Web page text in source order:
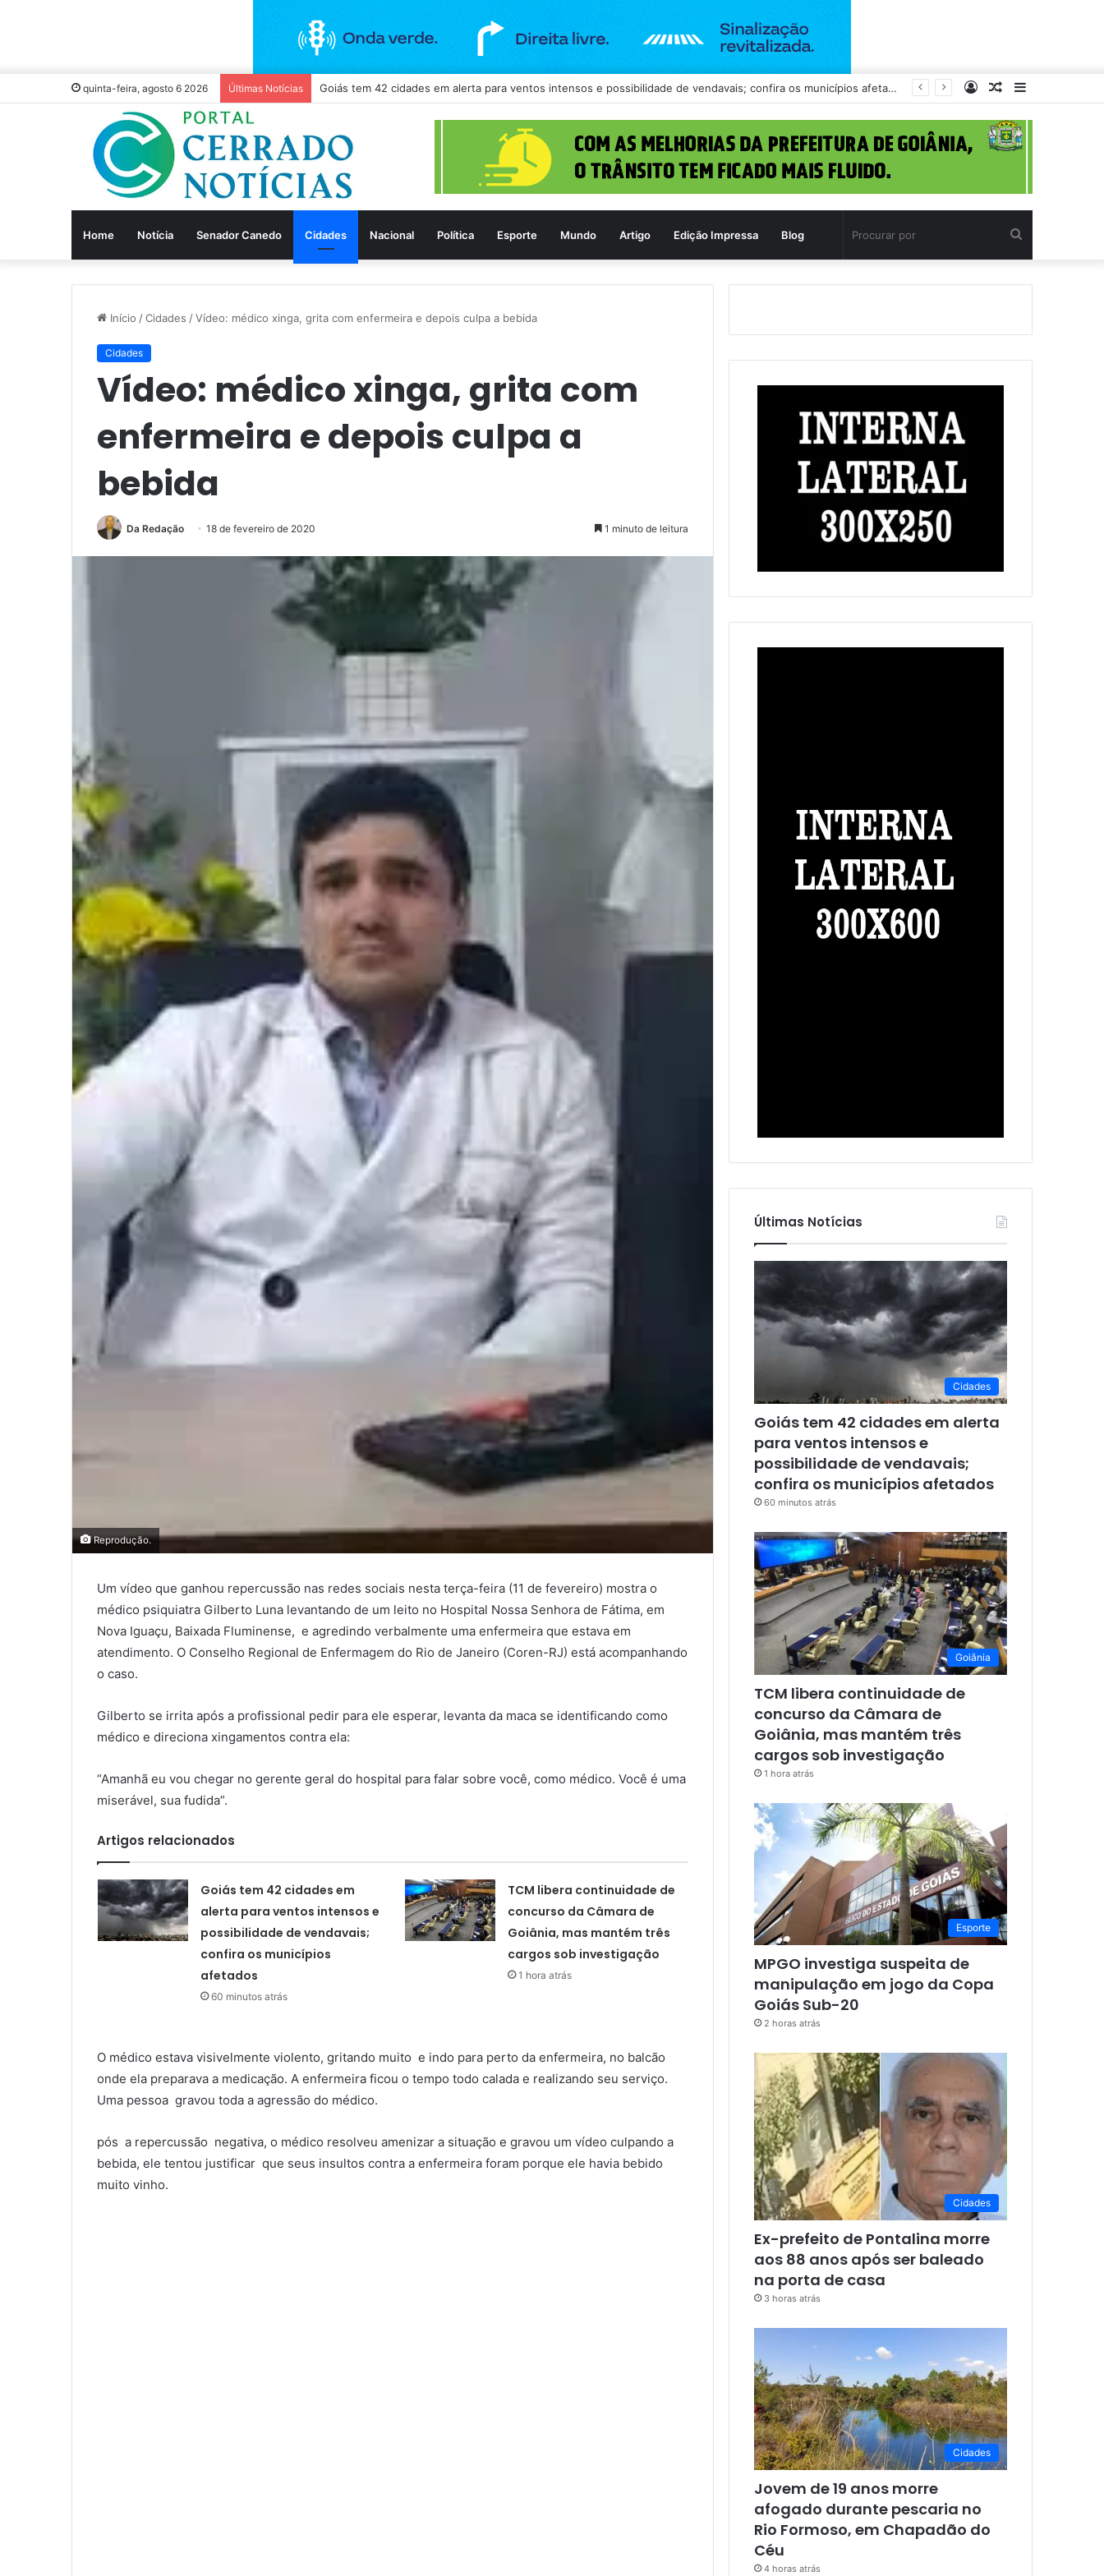
quinta-feira, agosto 6 2026 Últimas Notícias TCM libera continuidade de concurso da Câmara de Goiânia, mas mantém três cargos sob investigação
Barra
Lateral
Artigo
aleatório
Entrar
Home Notícia Senador Canedo Cidades Nacional Política Esporte Mundo Artigo Edição Impressa Blog
por
Início /Cidades /Vídeo: médico xinga, grita com enfermeira e depois culpa a bebida
Cidades
Vídeo: médico xinga, grita com
enfermeira e depois culpa a
bebida
Da Redação 18 de fevereiro de 2020 1 minuto de leitura
Reprodução.
Um vídeo que ganhou repercussão nas redes sociais nesta terça-feira (11 de fevereiro) mostra o
médico psiquiatra Gilberto Luna levantando de um leito no Hospital Nossa Senhora de Fátima, em
Nova Iguaçu, Baixada Fluminense, e agredindo verbalmente uma enfermeira que estava em
atendimento. O Conselho Regional de Enfermagem do Rio de Janeiro (Coren-RJ) está acompanhando
o caso.
Gilberto se irrita após a profissional pedir para ele esperar, levanta da maca se identificando como
médico e direciona xingamentos contra ela:
“Amanhã eu vou chegar no gerente geral do hospital para falar sobre você, como médico. Você é uma
miserável, sua fudida”.
Artigos relacionados
Goiás tem 42 cidades em
alerta para ventos intensos e
possibilidade de vendavais;
confira os municípios
afetados
60 minutos atrás
TCM libera continuidade de
concurso da Câmara de
Goiânia, mas mantém três
cargos sob investigação
1 hora atrás
O médico estava visivelmente violento, gritando muito e indo para perto da enfermeira, no balcão
onde ela preparava a medicação. A enfermeira ficou o tempo todo calada e realizando seu serviço.
Uma pessoa gravou toda a agressão do médico.
pós a repercussão negativa, o médico resolveu amenizar a situação e gravou um vídeo culpando a
bebida, ele tentou justificar que seus insultos contra a enfermeira foram porque ele havia bebido
muito vinho.
Últimas Notícias
Cidades
Goiás tem 42 cidades em alerta
para ventos intensos e
possibilidade de vendavais;
confira os municípios afetados
60 minutos atrás
Goiânia
TCM libera continuidade de
concurso da Câmara de
Goiânia, mas mantém três
cargos sob investigação
1 hora atrás
Esporte
MPGO investiga suspeita de
manipulação em jogo da Copa
Goiás Sub-20
2 horas atrás
Cidades
Ex-prefeito de Pontalina morre
aos 88 anos após ser baleado
na porta de casa
3 horas atrás
Cidades
Jovem de 19 anos morre
afogado durante pescaria no
Rio Formoso, em Chapadão do
Céu
4 horas atrás